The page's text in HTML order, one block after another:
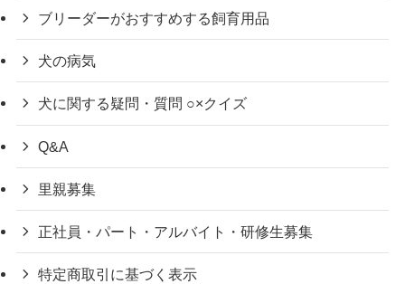
ブリーダーがおすすめする飼育用品
犬の病気
犬に関する疑問・質問 ○×クイズ
Q&A
里親募集
正社員・パート・アルバイト・研修生募集
特定商取引に基づく表示